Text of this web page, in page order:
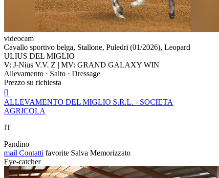
videocam
Cavallo sportivo belga, Stallone, Puledri (01/2026), Leopard
ULIUS DEL MIGLIO
V: J-Nius V.V. Z | MV: GRAND GALAXY WIN
Allevamento · Salto · Dressage
Prezzo su richiesta

ALLEVAMENTO DEL MIGLIO S.R.L. - SOCIETA
AGRICOLA
IT
Pandino
mail Contatti favorite Salva Memorizzato
Eye-catcher